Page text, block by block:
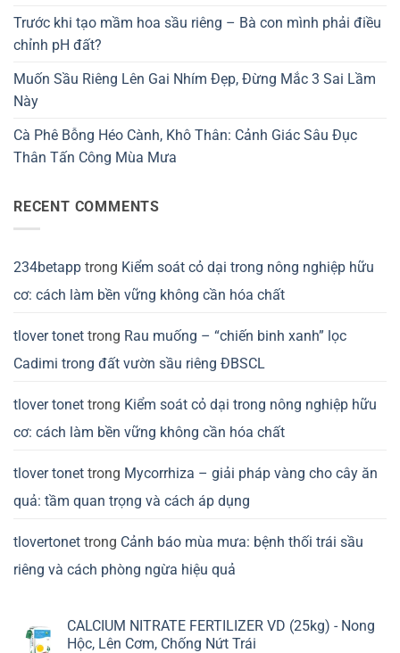
Trước khi tạo mầm hoa sầu riêng – Bà con mình phải điều
chỉnh pH đất?
Muốn Sầu Riêng Lên Gai Nhím Đẹp, Đừng Mắc 3 Sai Lầm
Này
Cà Phê Bỗng Héo Cành, Khô Thân: Cảnh Giác Sâu Đục
Thân Tấn Công Mùa Mưa
RECENT COMMENTS
234betapp trong Kiểm soát cỏ dại trong nông nghiệp hữu
cơ: cách làm bền vững không cần hóa chất
tlover tonet trong Rau muống – “chiến binh xanh” lọc
Cadimi trong đất vườn sầu riêng ĐBSCL
tlover tonet trong Kiểm soát cỏ dại trong nông nghiệp hữu
cơ: cách làm bền vững không cần hóa chất
tlover tonet trong Mycorrhiza – giải pháp vàng cho cây ăn
quả: tầm quan trọng và cách áp dụng
tlovertonet trong Cảnh báo mùa mưa: bệnh thối trái sầu
riêng và cách phòng ngừa hiệu quả
CALCIUM NITRATE FERTILIZER VD (25kg) - Nong
Hộc, Lên Cơm, Chống Nứt Trái